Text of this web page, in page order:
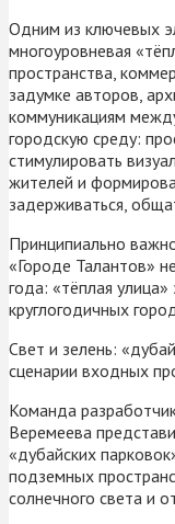
Одним из ключевых
многоуровневая
пространства,
задумке авторов,
коммуникациям
городскую среду:
стимулировать
жителей и
задерживаться,
Принципиально
«Городе Талантов»
года: «тёплая
круглогодичных
Свет и зелень:
сценарии входных
Команда
Веремеева
«дубайских
подземных
солнечного света и